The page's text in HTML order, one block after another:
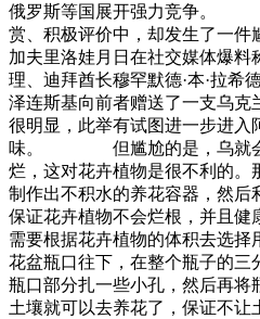
俄罗斯等国展开强力竞争。
赏、积极评价中，却发生了一件
加夫里洛娃月日在社交媒体爆料
理、迪拜酋长穆罕默德·本·拉希
泽连斯基向前者赠送了一支乌克
很明显，此举有试图进一步进入
味。 但尴尬的是，乌就会
烂，这对花卉植物是很不利的。
制作出不积水的养花容器，然后
保证花卉植物不会烂根，并且健
需要根据花卉植物的体积去选择
花盆瓶口往下，在整个瓶子的三
瓶口部分扎一些小孔，然后再将
土壤就可以去养花了，保证不让